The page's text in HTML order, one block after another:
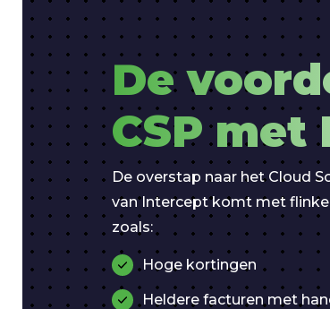
De
CSP
De overstap naar het Cloud
van Intercept komt met
zoals:
Hoge kortingen
Heldere facturen met